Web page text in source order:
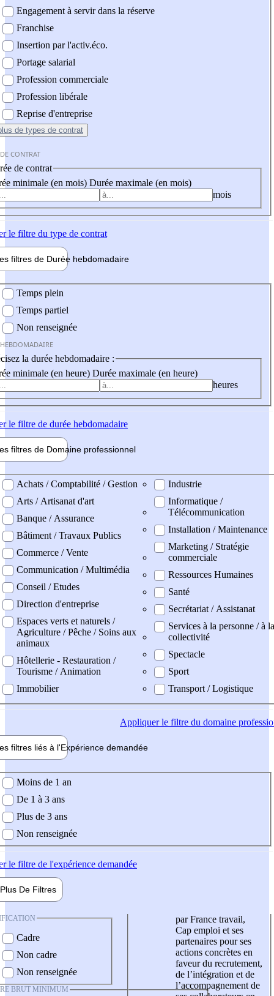
Engagement à servir dans la réserve
Franchise
Insertion par l'activ.éco.
Portage salarial
Profession commerciale
Profession libérale
Reprise d'entreprise
de types de contrat
CONTRAT
de contrat
minimale (en mois) Durée maximale (en mois)
mois
le filtre du type de contrat
filtres de Durée hebdomadaire
Temps plein
Temps partiel
Non renseignée
la durée hebdomadaire :
minimale (en heure) Durée maximale (en heure)
heures
le filtre de durée hebdomadaire
filtres de Domaine professionnel
professionel
Achats / Comptabilité / Gestion
Arts / Artisanat d'art
Banque / Assurance
Bâtiment / Travaux Publics
Commerce / Vente
Communication / Multimédia
Conseil / Etudes
Direction d'entreprise
Espaces verts et naturels /
Agriculture / Pêche / Soins aux
animaux
Hôtellerie - Restauration /
Tourisme / Animation
Immobilier
Industrie
Informatique /
Télécommunication
Installation / Maintenance
Marketing / Stratégie
commerciale
Ressources Humaines
Santé
Secrétariat / Assistanat
Services à la personne / à la
collectivité
Spectacle
Sport
Transport / Logistique
Appliquerle filtre du domaine
filtres liés à l'Expérience demandée
demandée
Moins de 1 an
De 1 à 3 ans
Plus de 3 ans
Non renseignée
le filtre de l'expérience demandée
Plus De Filtres
Cadre
Non cadre
Non renseignée
BRUT MINIMUM
par France travail,
Cap emploi et ses
partenaires pour ses
actions concrètes en
faveur du recrutement,
de l’intégration et de
l’accompagnement de